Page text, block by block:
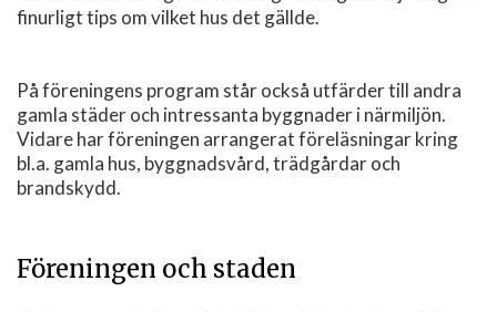
finurligt tips om vilket hus det gällde.
På föreningens program står också utfärder till andra
gamla städer och intressanta byggnader i närmiljön.
Vidare har föreningen arrangerat föreläsningar kring
bl.a. gamla hus, byggnadsvård, trädgårdar och
brandskydd.
Föreningen och staden